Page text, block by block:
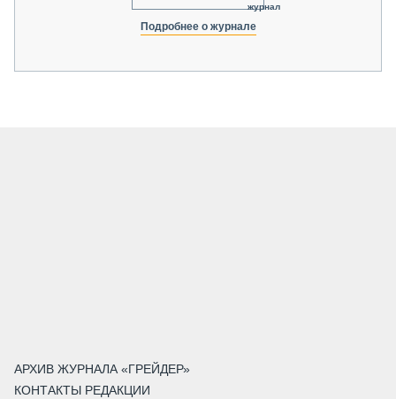
журнал
Подробнее о журнале
АРХИВ ЖУРНАЛА «ГРЕЙДЕР»
КОНТАКТЫ РЕДАКЦИИ